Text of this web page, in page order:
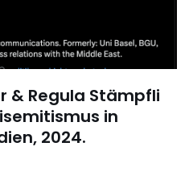
& Regula Stämpfli
in
2024.